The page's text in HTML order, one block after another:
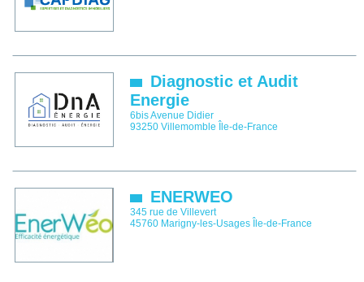
Diagnostic et Audit
Energie
6bis Avenue Didier
93250 Villemomble Île-de-France
ENERWEO
345 rue de Villevert
45760 Marigny-les-Usages Île-de-France